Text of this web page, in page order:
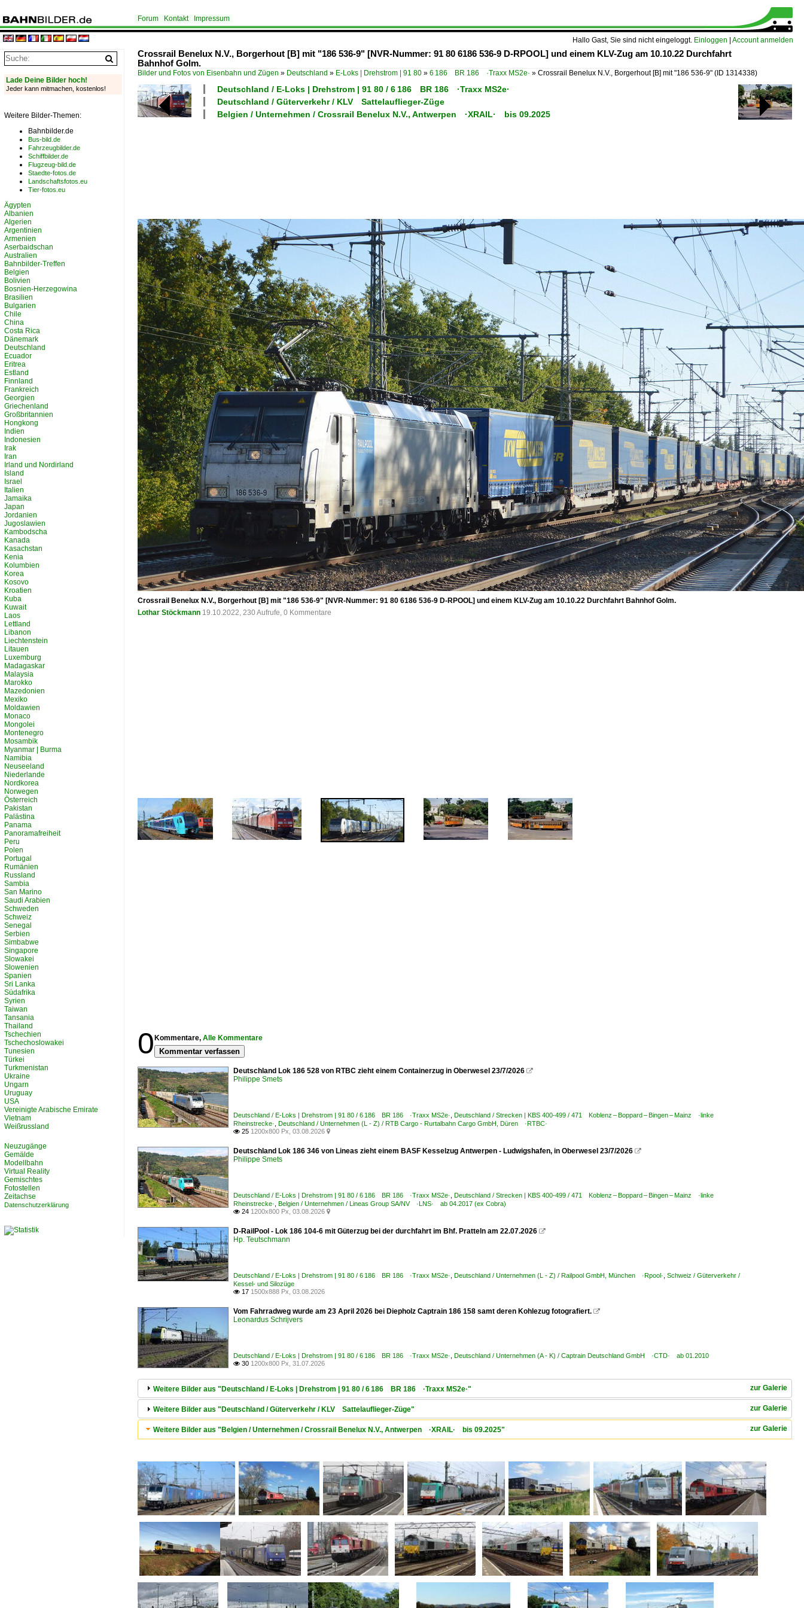
Hallo Gast, Sie sind nicht eingeloggt. Einloggen Account anmelden
Forum Kontakt Impressum
Crossrail Benelux N.V., Borgerhout [B] mit "186 536-9" [NVR-Nummer: 91 80 6186 536-9 D-RPOOL] und einem KLV-Zug am 10.10.22 Durchfahrt
Bahnhof Golm.
Bilder und Fotos von Eisenbahn und Zügen » Deutschland » E-Loks | Drehstrom | 91 80 » 6 186 BR 186 ·Traxx MS2e· » Crossrail Benelux N.V., Borgerhout [B] mit "186 536-9" (ID 1314338)
Deutschland / E-Loks | Drehstrom | 91 80 / 6 186 BR 186 ·Traxx MS2e·
Deutschland / Güterverkehr / KLV Sattelauflieger-Züge
Belgien / Unternehmen / Crossrail Benelux N.V., Antwerpen ·XRAIL· bis 09.2025
Crossrail Benelux N.V., Borgerhout [B] mit "186 536-9" [NVR-Nummer: 91 80 6186 536-9 D-RPOOL] und einem KLV-Zug am 10.10.22 Durchfahrt Bahnhof Golm.
Lothar Stöckmann 19.10.2022, 230 Aufrufe, 0 Kommentare
0 Kommentare, Alle Kommentare
Kommentar verfassen
Deutschland Lok 186 528 von RTBC zieht einem Containerzug in Oberwesel 23/7/2026 
Philippe Smets
Deutschland / E-Loks | Drehstrom | 91 80 / 6 186 BR 186 ·Traxx MS2e· Deutschland / Strecken | KBS 400-499 / 471 Koblenz – Boppard – Bingen – Mainz ·linke
Rheinstrecke· Deutschland / Unternehmen (L - Z) / RTB Cargo - Rurtalbahn Cargo GmbH, Düren ·RTBC·
 25 1200x800 Px, 03.08.2026 
Deutschland Lok 186 346 von Lineas zieht einem BASF Kesselzug Antwerpen - Ludwigshafen, in Oberwesel 23/7/2026 
Philippe Smets
Deutschland / E-Loks | Drehstrom | 91 80 / 6 186 BR 186 ·Traxx MS2e· Deutschland / Strecken | KBS 400-499 / 471 Koblenz – Boppard – Bingen – Mainz ·linke
Rheinstrecke· Belgien / Unternehmen / Lineas Group SA/NV ·LNS· ab 04.2017 (ex Cobra)
 24 1200x800 Px, 03.08.2026 
D-RailPool - Lok 186 104-6 mit Güterzug bei der durchfahrt im Bhf. Pratteln am 22.07.2026 
Hp. Teutschmann
Deutschland / E-Loks | Drehstrom | 91 80 / 6 186 BR 186 ·Traxx MS2e· Deutschland / Unternehmen (L - Z) / Railpool GmbH, München ·Rpool· Schweiz / Güterverkehr /
Kessel- und Silozüge
 17 1500x888 Px, 03.08.2026
Vom Fahrradweg wurde am 23 April 2026 bei Diepholz Captrain 186 158 samt deren Kohlezug fotografiert. 
Leonardus Schrijvers
Deutschland / E-Loks | Drehstrom | 91 80 / 6 186 BR 186 ·Traxx MS2e· Deutschland / Unternehmen (A - K) / Captrain Deutschland GmbH ·CTD· ab 01.2010
 30 1200x800 Px, 31.07.2026
zur Galerie
Weitere Bilder aus "Deutschland / E-Loks | Drehstrom | 91 80 / 6 186 BR 186 ·Traxx MS2e·"
zur Galerie
Weitere Bilder aus "Deutschland / Güterverkehr / KLV Sattelauflieger-Züge"
zur Galerie
Weitere Bilder aus "Belgien / Unternehmen / Crossrail Benelux N.V., Antwerpen ·XRAIL· bis 09.2025"
Lade Deine Bilder hoch!
Jeder kann mitmachen, kostenlos!
Weitere Bilder-Themen:
Bahnbilder.de
Bus-bild.de
Fahrzeugbilder.de
Schiffbilder.de
Flugzeug-bild.de
Staedte-fotos.de
Landschaftsfotos.eu
Tier-fotos.eu
Ägypten
Albanien
Algerien
Argentinien
Armenien
Aserbaidschan
Australien
Bahnbilder-Treffen
Belgien
Bolivien
Bosnien-Herzegowina
Brasilien
Bulgarien
Chile
China
Costa Rica
Dänemark
Deutschland
Ecuador
Eritrea
Estland
Finnland
Frankreich
Georgien
Griechenland
Großbritannien
Hongkong
Indien
Indonesien
Irak
Iran
Irland und Nordirland
Island
Israel
Italien
Jamaika
Japan
Jordanien
Jugoslawien
Kambodscha
Kanada
Kasachstan
Kenia
Kolumbien
Korea
Kosovo
Kroatien
Kuba
Kuwait
Laos
Lettland
Libanon
Liechtenstein
Litauen
Luxemburg
Madagaskar
Malaysia
Marokko
Mazedonien
Mexiko
Moldawien
Monaco
Mongolei
Montenegro
Mosambik
Myanmar | Burma
Namibia
Neuseeland
Niederlande
Nordkorea
Norwegen
Österreich
Pakistan
Palästina
Panama
Panoramafreiheit
Peru
Polen
Portugal
Rumänien
Russland
Sambia
San Marino
Saudi Arabien
Schweden
Schweiz
Senegal
Serbien
Simbabwe
Singapore
Slowakei
Slowenien
Spanien
Sri Lanka
Südafrika
Syrien
Taiwan
Tansania
Thailand
Tschechien
Tschechoslowakei
Tunesien
Türkei
Turkmenistan
Ukraine
Ungarn
Uruguay
USA
Vereinigte Arabische Emirate
Vietnam
Weißrussland
Neuzugänge
Gemälde
Modellbahn
Virtual Reality
Gemischtes
Fotostellen
Zeitachse
Datenschutzerklärung